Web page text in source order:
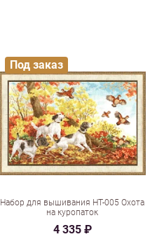
Набор для вышивания НТ-005 Охота
на куропаток
4 335 ₽
Под заказ